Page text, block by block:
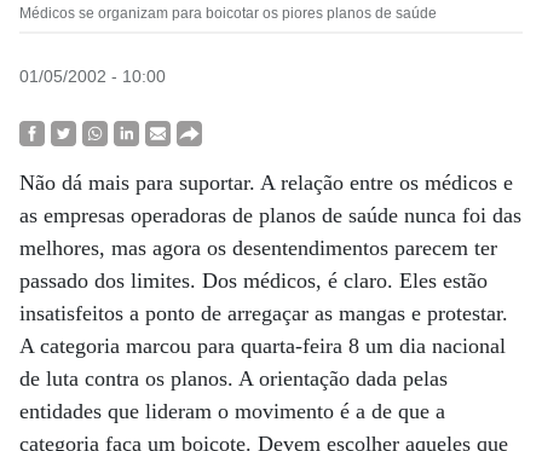
Médicos se organizam para boicotar os piores planos de saúde
01/05/2002 - 10:00
Não dá mais para suportar. A relação entre os médicos e
as empresas operadoras de planos de saúde nunca foi das
melhores, mas agora os desentendimentos parecem ter
passado dos limites. Dos médicos, é claro. Eles estão
insatisfeitos a ponto de arregaçar as mangas e protestar.
A categoria marcou para quarta-feira 8 um dia nacional
de luta contra os planos. A orientação dada pelas
entidades que lideram o movimento é a de que a
categoria faça um boicote. Devem escolher aqueles que